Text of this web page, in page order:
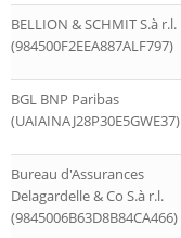
BELLION & SCHMIT S.à r.l.
(984500F2EEA887ALF797)
BGL BNP Paribas
(UAIAINAJ28P30E5GWE37)
Bureau d'Assurances
Delagardelle & Co S.à r.l.
(9845006B63D8B84CA466)